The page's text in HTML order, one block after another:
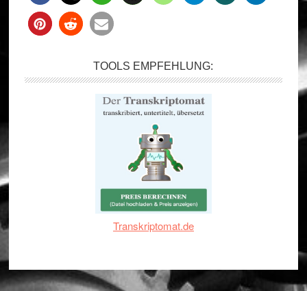
TOOLS EMPFEHLUNG:
Transkriptomat.de